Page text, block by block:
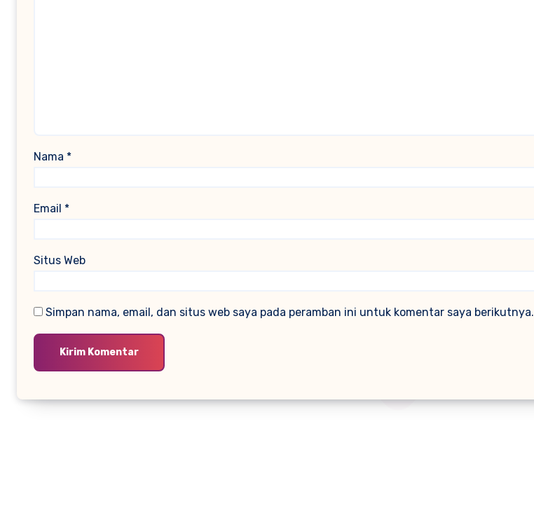
Nama *
Email *
Situs Web
Simpan nama, email, dan situs web saya pada peramban ini untuk komentar saya berikutnya.